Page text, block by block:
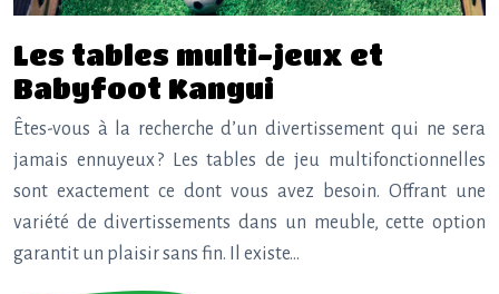
Les tables multi-jeux et
Babyfoot Kangui
Êtes-vous à la recherche d’un divertissement qui ne sera
jamais ennuyeux ? Les tables de jeu multifonctionnelles
sont exactement ce dont vous avez besoin. Offrant une
variété de divertissements dans un meuble, cette option
garantit un plaisir sans fin. Il existe…